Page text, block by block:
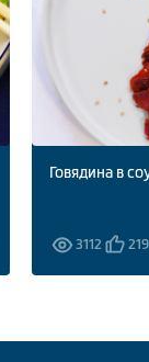
Говядина в
3112 219